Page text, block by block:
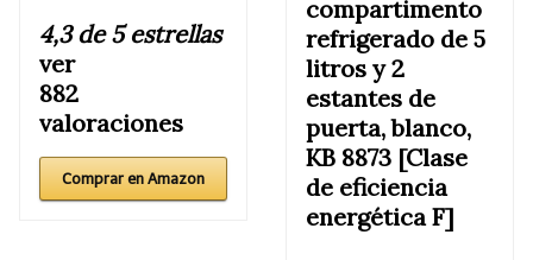
4,3 de 5 estrellas
ver
882
valoraciones
Comprar en Amazon
compartimento
refrigerado de 5
litros y 2
estantes de
puerta, blanco,
KB 8873 [Clase
de eficiencia
energética F]